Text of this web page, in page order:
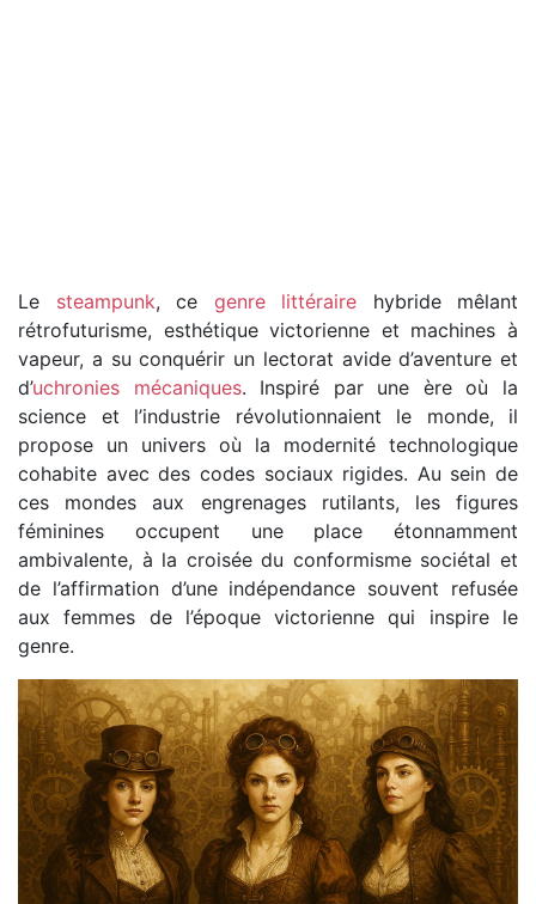
Le steampunk, ce genre littéraire hybride mêlant
rétrofuturisme, esthétique victorienne et machines à
vapeur, a su conquérir un lectorat avide d’aventure et
d’uchronies mécaniques. Inspiré par une ère où la
science et l’industrie révolutionnaient le monde, il
propose un univers où la modernité technologique
cohabite avec des codes sociaux rigides. Au sein de
ces mondes aux engrenages rutilants, les figures
féminines occupent une place étonnamment
ambivalente, à la croisée du conformisme sociétal et
de l’affirmation d’une indépendance souvent refusée
aux femmes de l’époque victorienne qui inspire le
genre.